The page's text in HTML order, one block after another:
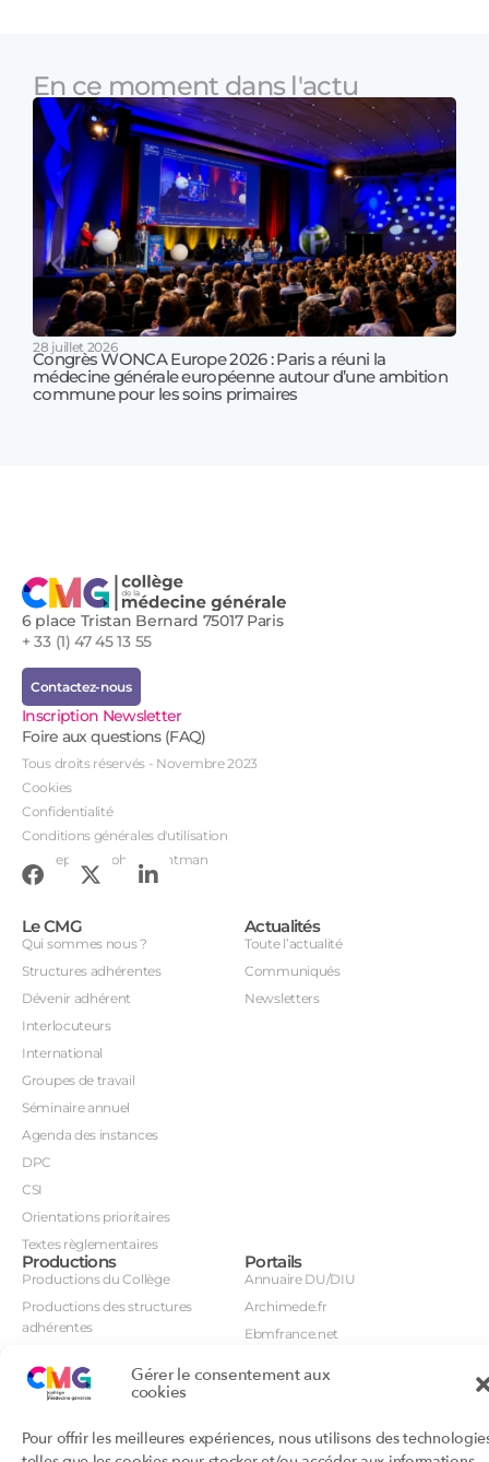
Gérer le consentement aux
cookies
Pour offrir les meilleures expériences, nous utilisons des
En ce moment dans l'actu
28 juillet 2026
Congrès WONCA Europe 2026 : Paris a réuni la
médecine générale européenne autour d’une ambition
commune pour les soins primaires
6 place Tristan Bernard 75017 Paris
+ 33 (1) 47 45 13 55
Contactez-nous
Inscription Newsletter
Foire aux questions (FAQ)
Tous droits réservés - Novembre 2023
Cookies
Confidentialité
Conditions générales d'utilisation
Conception : John Brightman
Le CMG
Qui sommes nous ?
Structures adhérentes
Dévenir adhérent
Interlocuteurs
International
Groupes de travail
Séminaire annuel
Agenda des instances
DPC
CSI
Orientations prioritaires
Textes règlementaires
Actualités
Toute l’actualité
Communiqués
Newsletters
Productions
Productions du Collège
Productions des structures
adhérentes
Addictions et médecine générale
Santé planétaire en médecine
générale
Portails
Annuaire DU/DIU
Archimede.fr
Ebmfrance.net